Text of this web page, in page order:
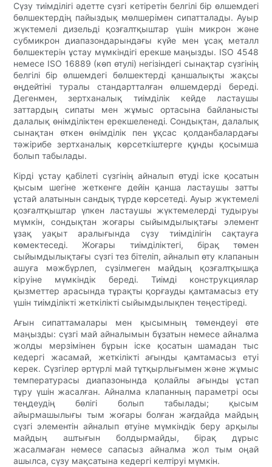
Сүзу тиімділігі әдетте сүзгі кетіретін белгілі бір өлшемдегі
бөлшектердің пайыздық мөлшерімен сипатталады. Ауыр
жүктемелі дизельді қозғалтқыштар үшін микрон және
субмикрон диапазондарындағы күйе мен ұсақ металл
бөлшектерін ұстау мүмкіндігі ерекше маңызды. ISO 4548
немесе ISO 16889 (көп өтулі) негізіндегі сынақтар сүзгінің
белгілі бір өлшемдегі бөлшектерді қаншалықты жақсы
өңдейтіні туралы стандартталған өлшемдерді береді.
Дегенмен, зертханалық тиімділік кейде ластаушы
заттардың сипаты мен жұмыс ортасына байланысты
далалық өнімділіктен ерекшеленеді. Сондықтан, далалық
сынақтан өткен өнімділік пен ұқсас қолданбалардағы
тәжірибе зертханалық көрсеткіштерге құнды қосымша
болып табылады.
Кірді ұстау қабілеті сүзгінің айналып өтуді іске қосатын
қысым шегіне жеткенге дейін қанша ластаушы затты
ұстай алатынын сандық түрде көрсетеді. Ауыр жүктемелі
қозғалтқыштар үлкен ластаушы жүктемелерді тудыруы
мүмкін, сондықтан жоғары сыйымдылықтағы элемент
ұзақ уақыт аралығында сүзу тиімділігін сақтауға
көмектеседі. Жоғары тиімділіктегі, бірақ төмен
сыйымдылықтағы сүзгі тез бітеліп, айналып өту клапанын
ашуға мәжбүрлеп, сүзілмеген майдың қозғалтқышқа
кіруіне мүмкіндік береді. Тиімді конструкциялар
қызметтер арасында тұрақты қорғауды қамтамасыз ету
үшін тиімділікті жеткілікті сыйымдылықпен теңестіреді.
Ағын сипаттамалары мен қысымның төмендеуі өте
маңызды: сүзгі май айналымын бұзатын немесе айналма
жолды мерзімінен бұрын іске қосатын шамадан тыс
кедергі жасамай, жеткілікті ағынды қамтамасыз етуі
керек. Сүзгілер әртүрлі май тұтқырлығымен және жұмыс
температурасы диапазонында қолайлы ағынды ұстап
тұру үшін жасалған. Айналма клапанның параметрі осы
теңдеудің бөлігі болып табылады; қысым
айырмашылығы тым жоғары болған жағдайда майдың
сүзгі элементін айналып өтуіне мүмкіндік беру арқылы
майдың аштығын болдырмайды, бірақ дұрыс
жасалмаған немесе сапасыз айналма жол тым оңай
ашылса, сүзу мақсатына кедергі келтіруі мүмкін.